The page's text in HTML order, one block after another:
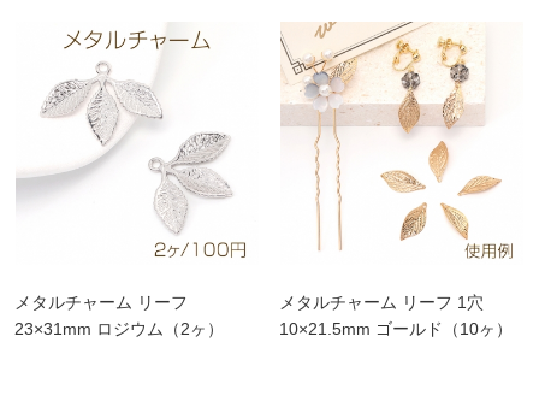
メタルチャーム リーフ
23×31mm ロジウム（2ヶ）
メタルチャーム リーフ 1穴
10×21.5mm ゴールド（10ヶ）